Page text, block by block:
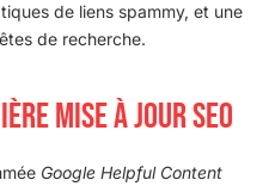
de liens spammy, et une
de recherche.
MISE À JOUR SEO
Google Helpful Content